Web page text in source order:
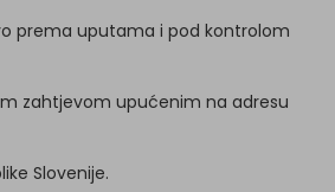
prema uputama i pod kontrolom
zahtjevom upućenim na adresu
Slovenije.